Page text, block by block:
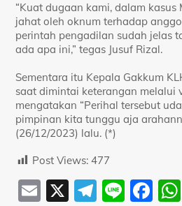
“Kuat dugaan kami, dalam kasus
jahat oleh oknum terhadap
perintah pengadilan sudah jelas
ada apa ini,” tegas Jusuf Rizal.
Sementara itu Kepala Gakkum
saat dimintai keterangan melalui
mengatakan “Perihal tersebut
pimpinan kita tunggu aja
(26/12/2023) lalu. (*)
Post Views: 477
E
X
T
Li F